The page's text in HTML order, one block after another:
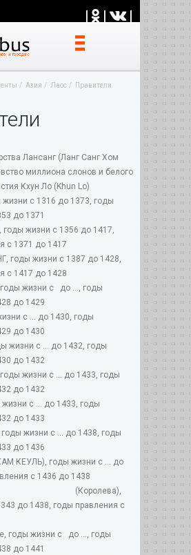
| | |
Азия Лаос Правители
Лансанг (Ланг Санг Хом
миллиона слонов и белого
Кхун Ло (Khun Lo)
с 1316 до 1373, годы
до 1371
жизни с 1356 до 1417,
с 1371 до 1417
годы жизни с 1387 до 1428,
с 1417 до 1428
жизни с до ..., годы
до 1429
с ... до 1430, годы
до 1430
жизни с ... до 1432, годы
до 1432
жизни с ... до 1433, годы
до 1432
с ... до 1433, годы
до 1433
жизни с ... до 1438, годы
до 1436
КЕУЛЬ), годы жизни с ... до
с 1436 до 1438
ФА (Королева),
до 1438, годы правления с
годы жизни с до ..., годы
до 1441